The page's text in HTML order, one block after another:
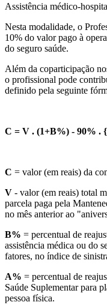
Assistência médico-
Nesta modalidade, o
10% do valor pago à
do seguro saúde.
Além da coparticipação
o profissional pode
definido pela seguinte
C = V . (1+B%) - 90% .
C = valor (em reais) da
V - valor (em reais) total
parcela paga pela
no mês anterior ao
B% = percentual de
assistência médica ou do
fatores, no índice de
A% = percentual de
Saúde Suplementar para
pessoa física.